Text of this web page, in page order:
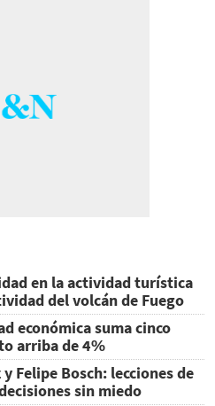
en la actividad turística
del volcán de Fuego
económica suma cinco
arriba de 4%
Felipe Bosch: lecciones de
sin miedo